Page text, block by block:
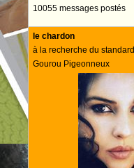
10055 messages postés
le chardon
à la recherche du standard
Gourou Pigeonneux